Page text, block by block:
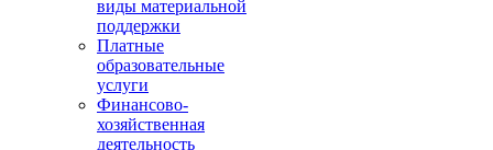
виды материальной
поддержки
Платные
образовательные
услуги
Финансово-
хозяйственная
деятельность